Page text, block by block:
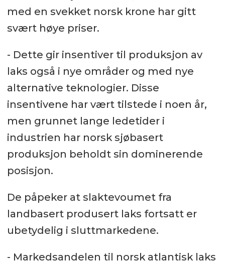
med en svekket norsk krone har gitt
svært høye priser.
- Dette gir insentiver til produksjon av
laks også i nye områder og med nye
alternative teknologier. Disse
insentivene har vært tilstede i noen år,
men grunnet lange ledetider i
industrien har norsk sjøbasert
produksjon beholdt sin dominerende
posisjon.
De påpeker at slaktevoumet fra
landbasert produsert laks fortsatt er
ubetydelig i sluttmarkedene.
- Markedsandelen til norsk atlantisk laks